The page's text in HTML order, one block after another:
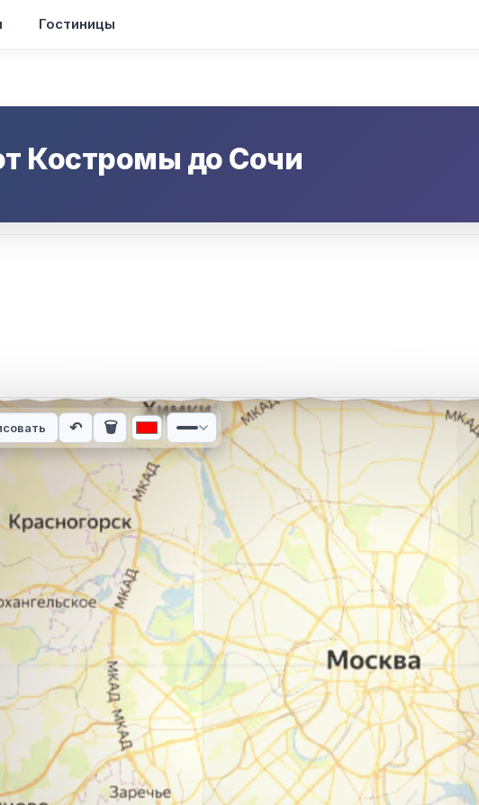
Гостиницы
Костромы до Сочи
карта автомобильного маршрута из города Кострома в город Сочи.
↶ 🗑